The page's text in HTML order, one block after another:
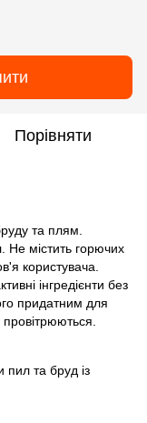
Порівняти
та плям.
Не містить горючих
користувача.
інгредієнти без
придатним для
пил та бруд із